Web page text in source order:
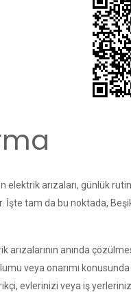
elektrik arızaları, günlük
İşte tam da bu noktada,
arızalarının anında
veya onarımı
evlerinizi veya iş